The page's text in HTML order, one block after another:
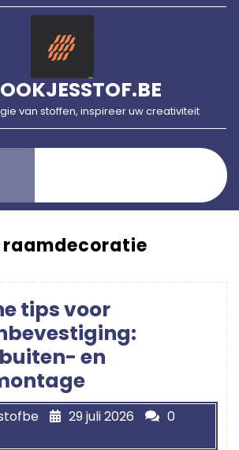
van stoffen, inspireer uw creativiteit
Menu
raamdecoratie
tips voor
en
29 juli 2026
0